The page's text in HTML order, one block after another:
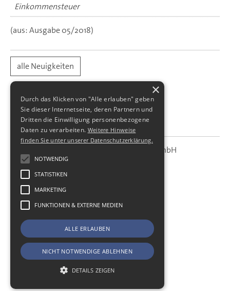
Einkommensteuer
(aus: Ausgabe 05/2018)
alle Neuigkeiten
SBS
SBS Richter, Trenner & Kollegen GmbH
Steuerberatungsgesellschaft
Hohe Straße 55
01187Dresden
Telefax:+49 (0) 351 - 87 32 699
E-Mail:kanzlei@sbsdresden.de
ESt-Helfer
Start
Impressum
Datenschutz
×
Durch das Klicken von "Alle erlauben" geben
Sie dieser Internetseite, deren Partnern und
Dritten die Einwilligung personenbezogene
Daten zu verarbeiten. Weitere Hinweise
finden Sie unter unserer Datenschutzerklärung.
NOTWENDIG
STATISTIKEN
MARKETING
FUNKTIONEN & EXTERNE MEDIEN
ALLE ERLAUBEN
NICHT NOTWENDIGE ABLEHNEN
DETAILS ZEIGEN